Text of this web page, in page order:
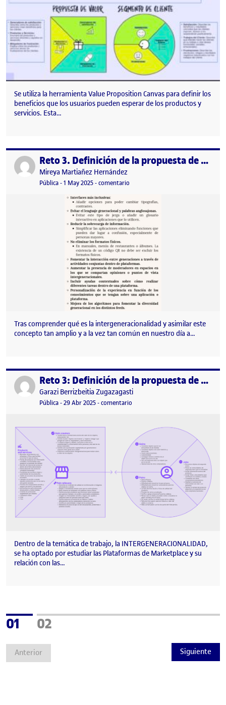
Se utiliza la herramienta Value Proposition Canvas para definir los
beneficios que los usuarios pueden esperar de los productos y
servicios. Esta…
Publicado por Reto 3. Definición de la propuesta de valor. Intergeneracionalidad.
Publicado por
Mireya Martiañez Hernández
Visibilidad:
Pública-Fecha de publicación
1 May 2025-comentario
Tras comprender qué es la intergeneracionalidad y asimilar este
concepto tan amplio y a la vez tan común en nuestro día a…
Publicado por Reto 3: Definición de la propuesta de valor (VPC)
Publicado por
Garazi Berrizbeitia Zugazagasti
Visibilidad:
Pública-Fecha de publicación
29 Abr 202529 abril, 2025 2:00 pm
-comentario
Dentro de la temática de trabajo, la INTERGENERACIONALIDAD,
se ha optado por estudiar las Plataformas de Marketplace y su
relación con las…
Anterior
Página
01 Página
02
Siguiente